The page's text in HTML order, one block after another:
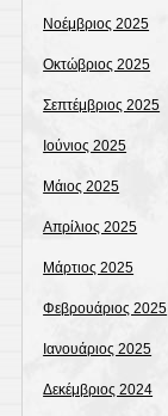
Νοέμβριος 2025
Οκτώβριος 2025
Σεπτέμβριος 2025
Ιούνιος 2025
Μάιος 2025
Απρίλιος 2025
Μάρτιος 2025
Φεβρουάριος 2025
Ιανουάριος 2025
Δεκέμβριος 2024